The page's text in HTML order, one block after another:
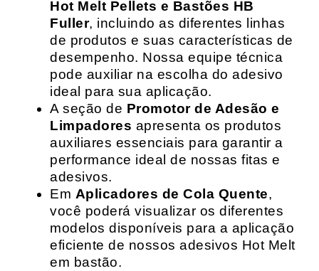
Hot Melt Pellets e Bastões HB
Fuller, incluindo as diferentes linhas
de produtos e suas características de
desempenho. Nossa equipe técnica
pode auxiliar na escolha do adesivo
ideal para sua aplicação.
A seção de Promotor de Adesão e
Limpadores apresenta os produtos
auxiliares essenciais para garantir a
performance ideal de nossas fitas e
adesivos.
Em Aplicadores de Cola Quente,
você poderá visualizar os diferentes
modelos disponíveis para a aplicação
eficiente de nossos adesivos Hot Melt
em bastão.